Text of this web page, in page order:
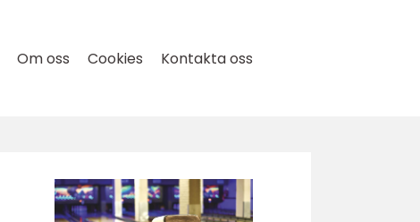
Om oss Cookies Kontakta oss